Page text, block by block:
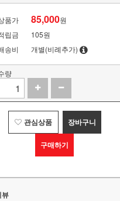
품가 85,000원
립금
105원
송비
개별(비례추가)
량
관심상품 장바구니
구매하기